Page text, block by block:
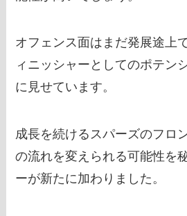
オフェンス面はまだ発展途上
ィニッシャーとしてのポテン
に見せています。
成長を続けるスパーズのフロ
の流れを変えられる可能性を
ーが新たに加わりました。